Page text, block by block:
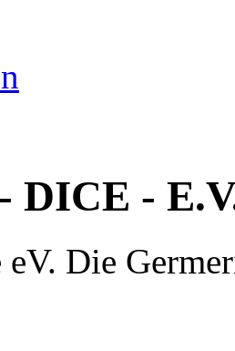
DICE -
Die